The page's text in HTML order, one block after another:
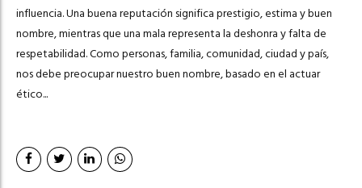
influencia. Una buena reputación significa prestigio, estima y buen
nombre, mientras que una mala representa la deshonra y falta de
respetabilidad. Como personas, familia, comunidad, ciudad y país,
nos debe preocupar nuestro buen nombre, basado en el actuar
ético...